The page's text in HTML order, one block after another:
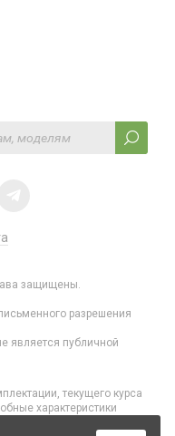
защищены.
разрешения
является публичной
текущего курса
характеристики